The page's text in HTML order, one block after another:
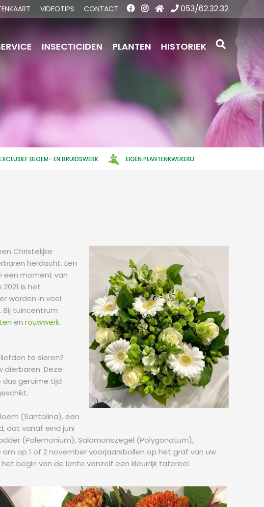
BLOEM- EN BRUIDSWERK EIGEN PLANTENKWEKERIJ
VIDEOTIPS CONTACT 053/62.32.32
INSECTICIDEN PLANTEN HISTORIEK
Christelijke
herdacht. Een
een moment van
is het
worden in veel
tuincentrum
en rouwwerk.
te sieren?
dierbaren. Deze
dus geruime tijd
(Santolina), een
dat vanaf eind juni
(Polemonium), Salomonszegel (Polygonatum),
op 1 of 2 november voorjaarsbollen op het graf van uw
begin van de lente vanzelf een kleurrijk tafereel